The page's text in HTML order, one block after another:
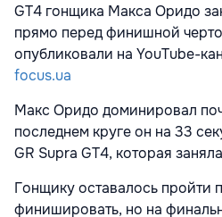
GT4 гонщика Макса Оридо
прямо перед финишной
опубликовали на YouTube-
focus.ua
Макс Оридо доминировал
последнем круге он на 33
GR Supra GT4, которая
Гонщику оставалось пройти
финишировать, но на